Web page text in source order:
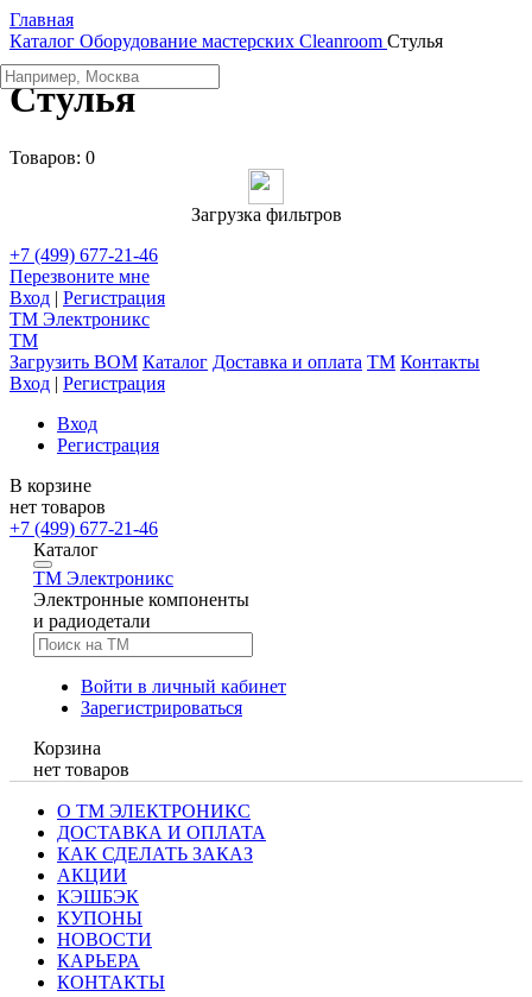
Главная
Каталог Оборудование мастерских Cleanroom Стулья
Стулья
Товаров: 0
Загрузка фильтров
+7 (499) 677-21-46
Перезвоните мне
Вход | Регистрация
TM Электроникс
TM
Загрузить BOM Каталог Доставка и оплата TM Контакты
Вход | Регистрация
Вход
Регистрация
В корзине
нет товаров
+7 (499) 677-21-46
Каталог
TM Электроникс
Электронные компоненты
и радиодетали
Войти в личный кабинет
Зарегистрироваться
Корзина
нет товаров
О ТМ ЭЛЕКТРОНИКС
ДОСТАВКА И ОПЛАТА
КАК СДЕЛАТЬ ЗАКАЗ
АКЦИИ
КЭШБЭК
КУПОНЫ
НОВОСТИ
КАРЬЕРА
КОНТАКТЫ